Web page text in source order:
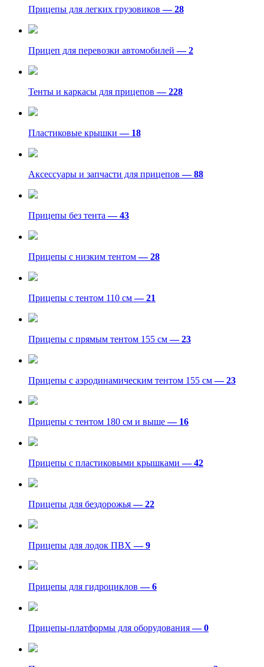
Прицепы для легких грузовиков— 28
Прицеп для перевозки автомобилей— 2
Тенты и каркасы для прицепов— 228
Пластиковые крышки— 18
Аксессуары и запчасти для прицепов— 88
Прицепы без тента— 43
Прицепы с низким тентом— 28
Прицепы с тентом 110 см— 21
Прицепы с прямым тентом 155 см— 23
Прицепы с аэродинамическим тентом 155 см— 23
Прицепы с тентом 180 см и выше— 16
Прицепы с пластиковыми крышками— 42
Прицепы для бездорожья— 22
Прицепы для лодок ПВХ— 9
Прицепы для гидроциклов— 6
Прицепы-платформы для оборудования— 0